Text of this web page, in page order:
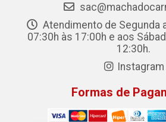
Atendimento de Segunda
07:30h às 17:00h e aos
12:30h.
Instagram
Formas de